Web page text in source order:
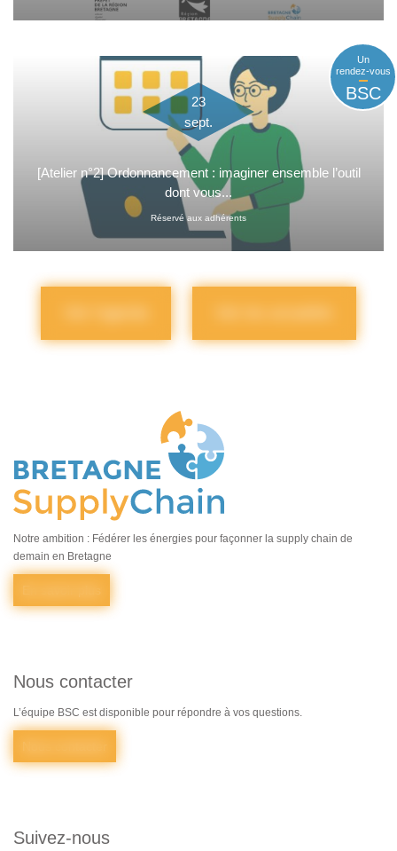
23
sept.
Un
rendez-vous
BSC
[Atelier n°2] Ordonnancement : imaginer ensemble l’outil
dont vous...
Réservé aux adhérents
Notre ambition : Fédérer les énergies pour façonner la supply chain de
demain en Bretagne
Nous contacter
L’équipe BSC est disponible pour répondre à vos questions.
Suivez-nous